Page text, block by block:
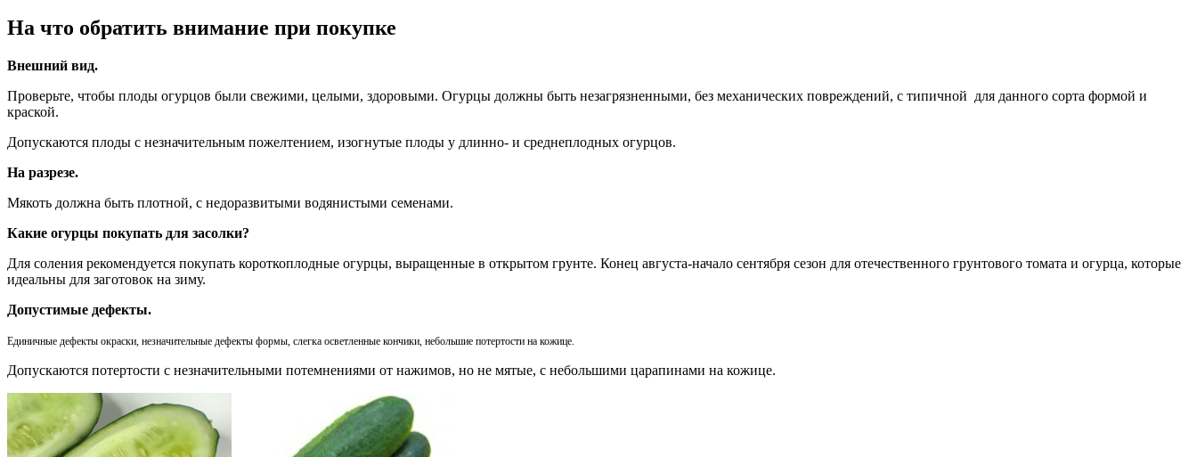
На что обратить внимание при покупке
Внешний вид.
Проверьте, чтобы плоды огурцов были свежими, целыми, здоровыми. Огурцы должны быть незагрязненными, без механических повреждений, с типичной для данного сорта формой и
краской.
Допускаются плоды с незначительным пожелтением, изогнутые плоды у длинно- и среднеплодных огурцов.
На разрезе.
Мякоть должна быть плотной, с недоразвитыми водянистыми семенами.
Какие огурцы покупать для засолки?
Для соления рекомендуется покупать короткоплодные огурцы, выращенные в открытом грунте. Конец августа-начало сентября сезон для отечественного грунтового томата и огурца, которые
идеальны для заготовок на зиму.
Допустимые дефекты.
Единичные дефекты окраски, незначительные дефекты формы, слегка осветленные кончики, небольшие потертости на кожице.
Допускаются потертости с незначительными потемнениями от нажимов, но не мятые, с небольшими царапинами на кожице.